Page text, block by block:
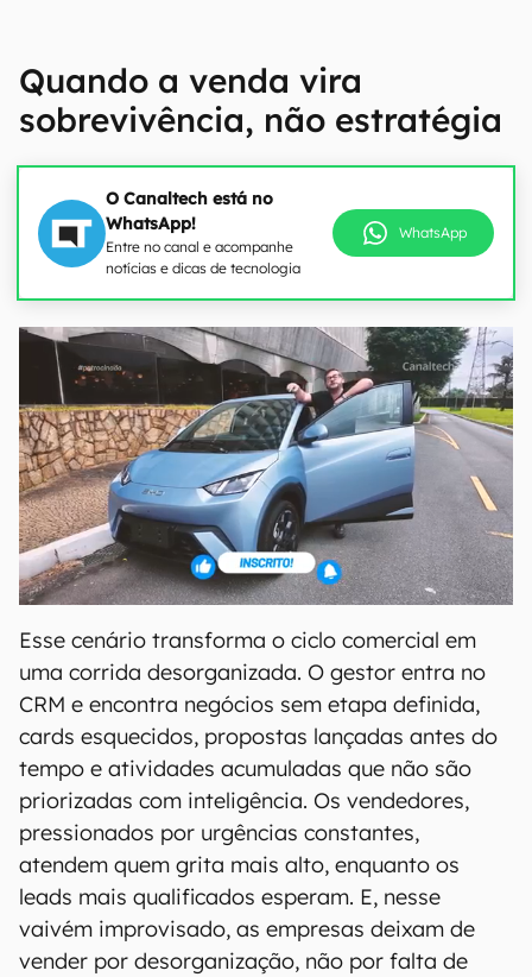
Quando a venda vira
sobrevivência, não estratégia
O Canaltech está no
WhatsApp!
Entre no canal e acompanhe
notícias e dicas de tecnologia
WhatsApp
Esse cenário transforma o ciclo comercial em
uma corrida desorganizada. O gestor entra no
CRM e encontra negócios sem etapa definida,
cards esquecidos, propostas lançadas antes do
tempo e atividades acumuladas que não são
priorizadas com inteligência. Os vendedores,
pressionados por urgências constantes,
atendem quem grita mais alto, enquanto os
leads mais qualificados esperam. E, nesse
vaivém improvisado, as empresas deixam de
vender por desorganização, não por falta de